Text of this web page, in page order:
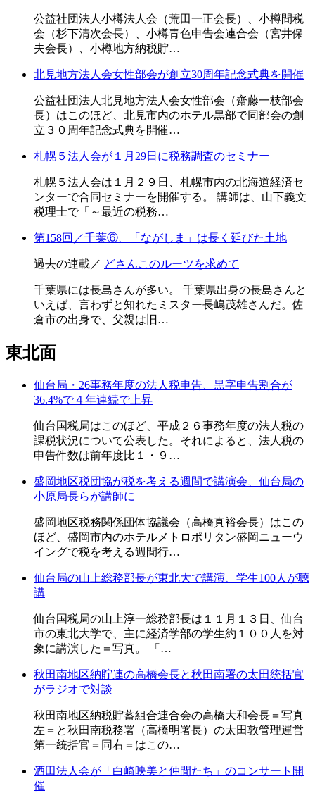
公益社団法人小樽法人会（荒田一正会長）、小樽間税
会（杉下清次会長）、小樽青色申告会連合会（宮井保
夫会長）、小樽地方納税貯…
北見地方法人会女性部会が創立30周年記念式典を開催
公益社団法人北見地方法人会女性部会（齋藤一枝部会
長）はこのほど、北見市内のホテル黒部で同部会の創
立３０周年記念式典を開催…
札幌５法人会が１月29日に税務調査のセミナー
札幌５法人会は１月２９日、札幌市内の北海道経済セ
ンターで合同セミナーを開催する。 講師は、山下義文
税理士で「～最近の税務…
第158回／千葉⑥、「ながしま」は長く延びた土地
過去の連載／ どさんこのルーツを求めて
千葉県には長島さんが多い。 千葉県出身の長島さんと
いえば、言わずと知れたミスター長嶋茂雄さんだ。佐
倉市の出身で、父親は旧…
東北面
仙台局・26事務年度の法人税申告、黒字申告割合が
36.4%で４年連続で上昇
仙台国税局はこのほど、平成２６事務年度の法人税の
課税状況について公表した。それによると、法人税の
申告件数は前年度比１・９…
盛岡地区税団協が税を考える週間で講演会、仙台局の
小原局長らが講師に
盛岡地区税務関係団体協議会（高橋真裕会長）はこの
ほど、盛岡市内のホテルメトロポリタン盛岡ニューウ
イングで税を考える週間行…
仙台局の山上総務部長が東北大で講演、学生100人が聴
講
仙台国税局の山上淳一総務部長は１１月１３日、仙台
市の東北大学で、主に経済学部の学生約１００人を対
象に講演した＝写真。 「…
秋田南地区納貯連の高橋会長と秋田南署の太田統括官
がラジオで対談
秋田南地区納税貯蓄組合連合会の高橋大和会長＝写真
左＝と秋田南税務署（高橋明署長）の太田敦管理運営
第一統括官＝同右＝はこの…
酒田法人会が「白崎映美と仲間たち」のコンサート開
催